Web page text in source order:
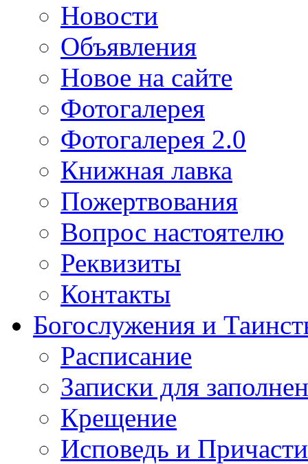
Новости
Объявления
Новое на сайте
Фотогалерея
Фотогалерея 2.0
Книжная лавка
Пожертвования
Вопрос настоятелю
Реквизиты
Контакты
Богослужения и
Расписание
Записки для
Крещение
Исповедь и